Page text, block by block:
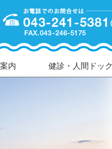
内 健診・人間ドック